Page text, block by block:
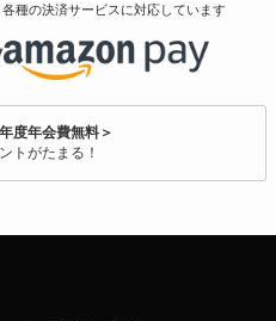
種の決済サービスに対応しています
度年会費無料＞
トがたまる！